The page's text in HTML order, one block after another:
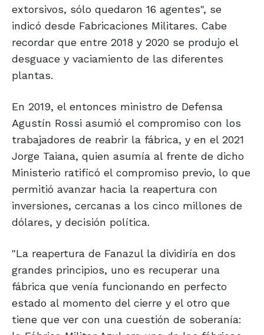
extorsivos, sólo quedaron 16 agentes", se
indicó desde Fabricaciones Militares. Cabe
recordar que entre 2018 y 2020 se produjo el
desguace y vaciamiento de las diferentes
plantas.
En 2019, el entonces ministro de Defensa
Agustín Rossi asumió el compromiso con los
trabajadores de reabrir la fábrica, y en el 2021
Jorge Taiana, quien asumía al frente de dicho
Ministerio ratificó el compromiso previo, lo que
permitió avanzar hacia la reapertura con
inversiones, cercanas a los cinco millones de
dólares, y decisión política.
"La reapertura de Fanazul la dividiría en dos
grandes principios, uno es recuperar una
fábrica que venía funcionando en perfecto
estado al momento del cierre y el otro que
tiene que ver con una cuestión de soberanía: